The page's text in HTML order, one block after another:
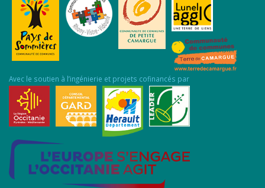
Avec le soutien à l’ingénierie et projets cofinancés par